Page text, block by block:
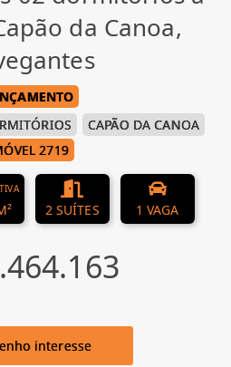
da Canoa,
CAPÃO DA CANOA
2719
2 SUÍTES 1 VAGA
interesse